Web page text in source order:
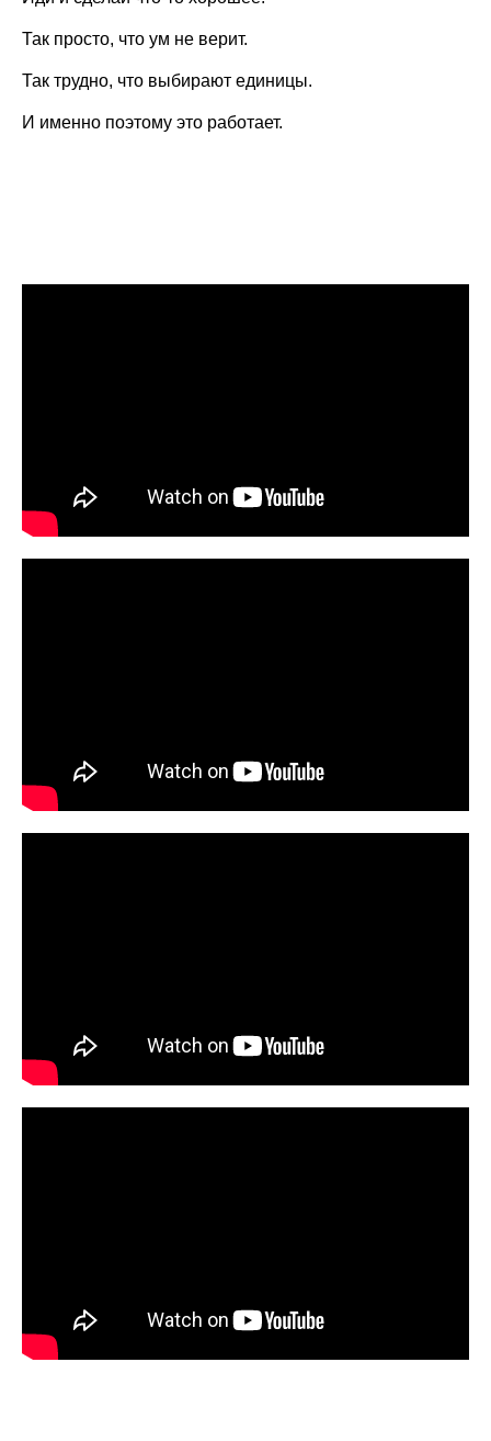
Так просто, что ум не верит.
Так трудно, что выбирают единицы.
И именно поэтому это работает.